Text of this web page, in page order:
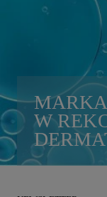
MARKA
W